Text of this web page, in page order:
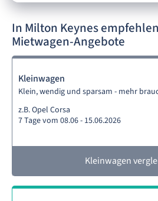
In Milton Keynes
Mietwagen-Angebote
Kleinwagen
Klein, wendig und sparsam - mehr
z.B. Opel Corsa
7 Tage vom 08.06 - 15.06.2026
Kleinwagen